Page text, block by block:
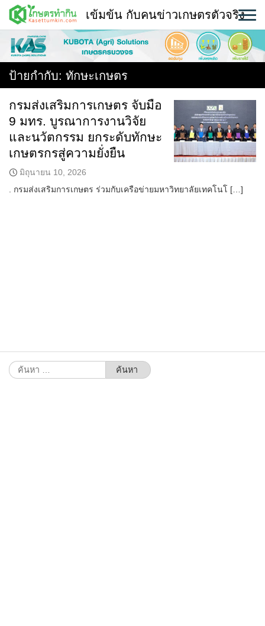
Skip
content
พืช
หน้าแรก
แวดวงเกษตร
ใคร ทำอะไร ที่ไหน
สถานีข่าววันนี้
เข้มข้น กับคนข่าวเกษตรตัวจริง
ป้ายกำกับ: ทักษะเกษตร
กรมส่งเสริมการเกษตร จับมือ
9 มทร. บูรณาการงานวิจัย
และนวัตกรรม ยกระดับทักษะ
เกษตรกรสู่ความยั่งยืน
มิถุนายน 10, 2026
. กรมส่งเสริมการเกษตร ร่วมกับเครือข่ายมหาวิทยาลัยเทคโนโ […]
ค้นหา
สำหรับ: